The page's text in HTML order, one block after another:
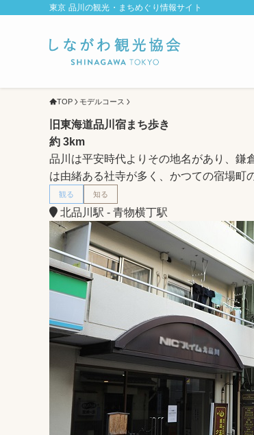
東京 品川の観光・まちめぐり情報サイト
TOP モデルコース
旧東海道品川宿まち歩き
約 3km
品川は平安時代よりその地名があり、鎌
は由緒ある社寺が多く、かつての宿場町
観る 知る
北品川駅 - 青物横丁駅